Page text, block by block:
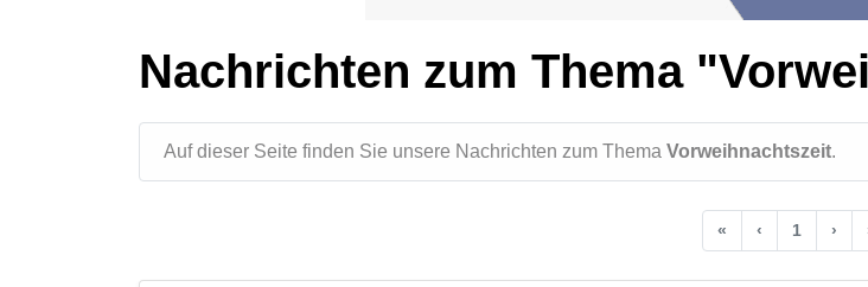
Nachrichten zum Thema
Auf dieser Seite finden Sie unsere Nachrichten zum Thema Vorweihnachtszeit.
« ‹ 1 ›